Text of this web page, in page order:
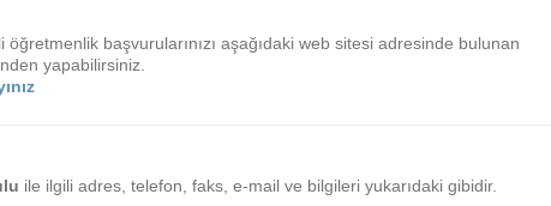
başvurularınızı aşağıdaki web sitesi adresinde bulunan
yapabilirsiniz.
ile ilgili adres, telefon, faks, e-mail ve bilgileri yukarıdaki gibidir.